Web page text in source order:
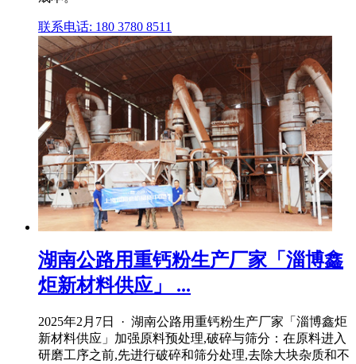
联系电话: 180 3780 8511
湖南公路用重钙粉生产厂家「淄博鑫
炬新材料供应」 ...
2025年2月7日 · 湖南公路用重钙粉生产厂家「淄博鑫炬
新材料供应」加强原料预处理,破碎与筛分：在原料进入
研磨工序之前,先进行破碎和筛分处理,去除大块杂质和不